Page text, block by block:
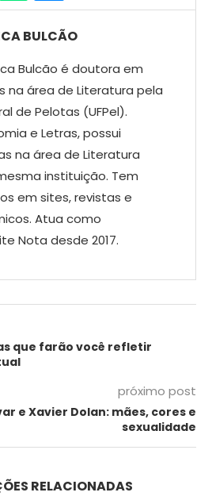
BULCÃO
Bulcão é doutora em
na área de Literatura pela
de Pelotas (UFPel).
e Letras, possui
na área de Literatura
instituição. Tem
em sites, revistas e
Atua como
Nota desde 2017.
que farão você refletir
próximo post
e Xavier Dolan: mães, cores e
sexualidade
RELACIONADAS